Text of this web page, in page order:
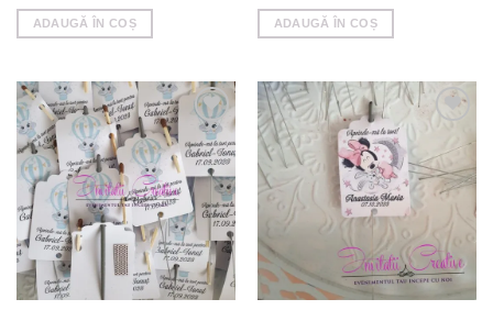
ADAUGĂ ÎN COȘ ADAUGĂ ÎN COȘ
Add to
wishlist
wishlist